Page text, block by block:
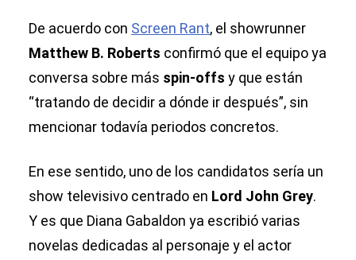
De acuerdo con Screen Rant, el showrunner
Matthew B. Roberts confirmó que el equipo ya
conversa sobre más spin-offs y que están
“tratando de decidir a dónde ir después”, sin
mencionar todavía periodos concretos.
En ese sentido, uno de los candidatos sería un
show televisivo centrado en Lord John Grey.
Y es que Diana Gabaldon ya escribió varias
novelas dedicadas al personaje y el actor